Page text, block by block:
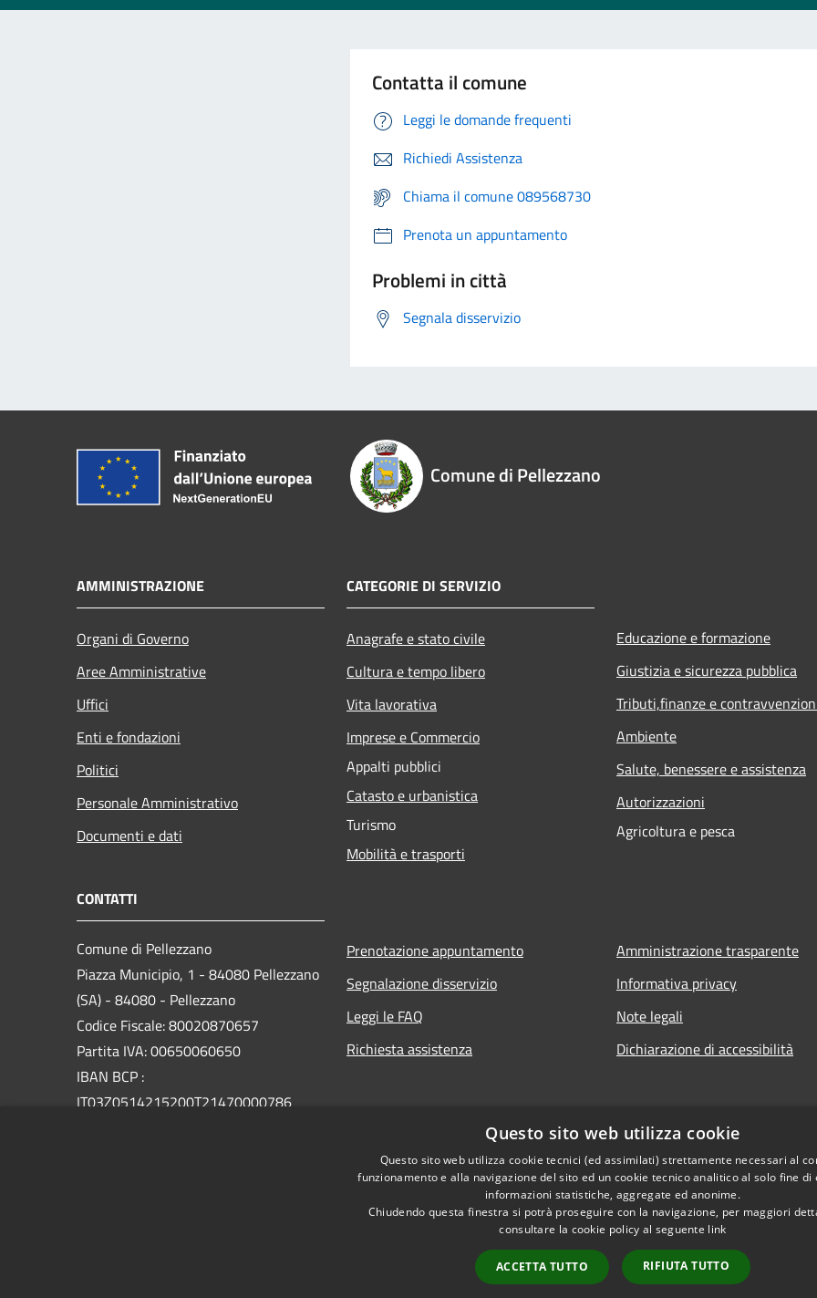
Contatta il comune
Leggi le domande frequenti
Richiedi Assistenza
Chiama il comune 089568730
Prenota un appuntamento
Problemi in città
Segnala disservizio
Comune di Pellezzano
AMMINISTRAZIONE
Organi di Governo
Aree Amministrative
Uffici
Enti e fondazioni
Politici
Personale Amministrativo
Documenti e dati
CATEGORIE DI SERVIZIO
Anagrafe e stato civile
Cultura e tempo libero
Vita lavorativa
Imprese e Commercio
Appalti pubblici
Catasto e urbanistica
Turismo
Mobilità e trasporti
Educazione e formazione
Giustizia e sicurezza pubblica
Tributi,finanze e
Ambiente
Salute, benessere e assistenza
Autorizzazioni
Agricoltura e pesca
CONTATTI
Comune di Pellezzano
Piazza Municipio, 1 - 84080 Pellezzano
(SA) - 84080 - Pellezzano
Codice Fiscale: 80020870657
Partita IVA: 00650060650
IBAN BCP :
IT03Z0514215200T21470000786
Prenotazione appuntamento
Segnalazione disservizio
Leggi le FAQ
Richiesta assistenza
Amministrazione trasparente
Informativa privacy
Note legali
Dichiarazione di accessibilità
Questo sito web utilizza cookie
Questo sito web utilizza cookie tecnici (ed assimilati) strettamente necessari al
funzionamento e alla navigazione del sito ed un cookie tecnico analitico al solo fine di
informazioni statistiche, aggregate ed anonime.
Chiudendo questa finestra si potrà proseguire con la navigazione, per maggiori
consultare la cookie policy al seguente link
ACCETTA TUTTO RIFIUTA TUTTO